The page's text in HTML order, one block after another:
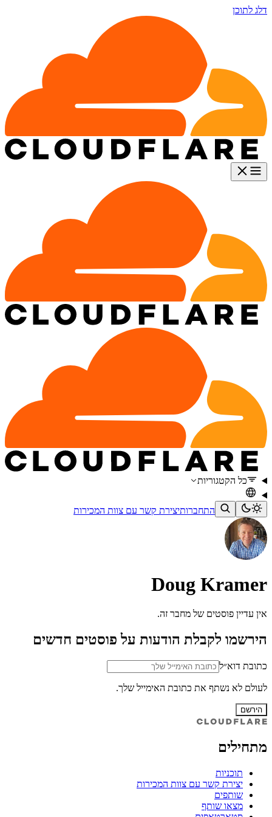
דלג לתוכן
כל הקטגוריות
התחברותיצירת קשר עם צוות המכירות
Doug Kramer
אין עדיין פוסטים של מחבר זה.
הירשמו לקבלת הודעות על פוסטים חדשים
כתובת דוא״ל
לעולם לא נשתף את כתובת האימייל שלך.
הירשם
מתחילים
תוכניות
יצירת קשר עם צוות המכירות
שותפים
מצאו שותף